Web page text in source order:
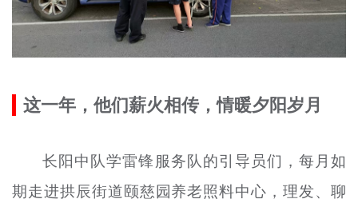
这一年，他们薪火相传，情暖夕阳岁月
长阳中队学雷锋服务队的引导员们，每月如
期走进拱辰街道颐慈园养老照料中心，理发、聊